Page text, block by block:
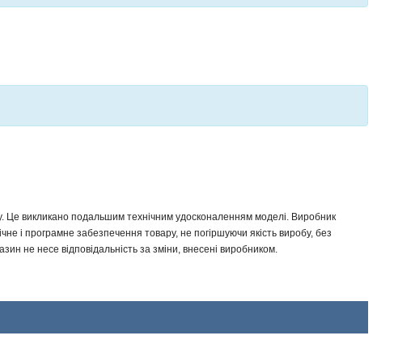
Це викликано подальшим технічним удосконаленням моделі. Виробник
і програмне забезпечення товару, не погіршуючи якість виробу, без
не несе відповідальність за зміни, внесені виробником.